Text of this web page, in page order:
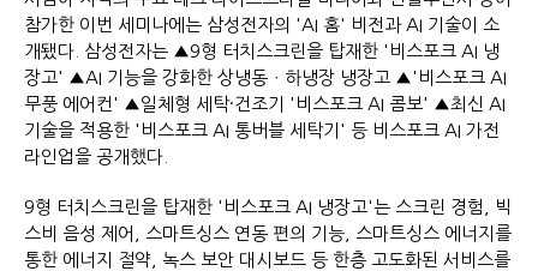
참가한 이번 세미나에는 삼성전자의 'AI 홈' 비전과 AI 기술이 소
개됐다. 삼성전자는 ▲9형 터치스크린을 탑재한 '비스포크 AI 냉
장고' ▲AI 기능을 강화한 상냉동ㆍ하냉장 냉장고 ▲'비스포크 AI
무풍 에어컨' ▲일체형 세탁·건조기 '비스포크 AI 콤보' ▲최신 AI
기술을 적용한 '비스포크 AI 통버블 세탁기' 등 비스포크 AI 가전
라인업을 공개했다.
9형 터치스크린을 탑재한 '비스포크 AI 냉장고'는 스크린 경험, 빅
스비 음성 제어, 스마트싱스 연동 편의 기능, 스마트싱스 에너지를
통한 에너지 절약, 녹스 보안 대시보드 등 한층 고도화된 서비스를